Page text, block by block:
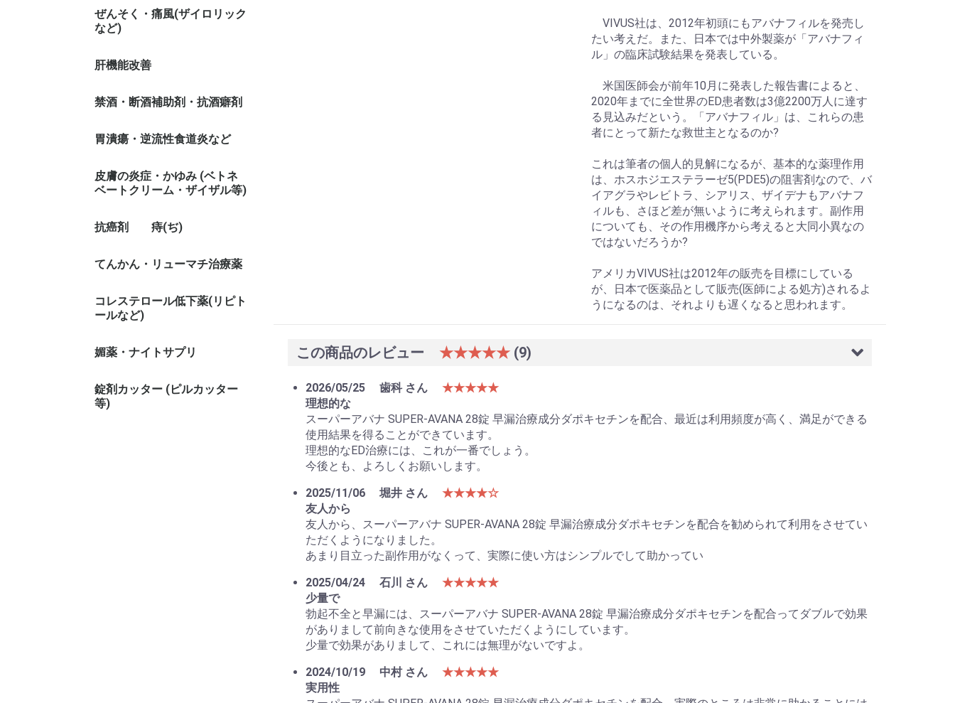
ぜんそく・痛風(ザイロリック
など)
肝機能改善
禁酒・断酒補助剤・抗酒癖剤
胃潰瘍・逆流性食道炎など
皮膚の炎症・かゆみ (ベトネ
ベートクリーム・ザイザル等)
抗癌剤 痔(ぢ)
てんかん・リューマチ治療薬
コレステロール低下薬(リピト
ールなど)
媚薬・ナイトサプリ
錠剤カッター (ピルカッター
等)
VIVUS社は、2012年初頭にもアバナフィルを発売し
たい考えだ。また、日本では中外製薬が「アバナフィ
ル」の臨床試験結果を発表している。
米国医師会が前年10月に発表した報告書によると、
2020年までに全世界のED患者数は3億2200万人に達す
る見込みだという。「アバナフィル」は、これらの患
者にとって新たな救世主となるのか?
これは筆者の個人的見解になるが、基本的な薬理作用
は、ホスホジエステラーゼ5(PDE5)の阻害剤なので、バ
イアグラやレビトラ、シアリス、ザイデナもアバナフ
ィルも、さほど差が無いように考えられます。副作用
についても、その作用機序から考えると大同小異なの
ではないだろうか?
アメリカVIVUS社は2012年の販売を目標にしている
が、日本で医薬品として販売(医師による処方)されるよ
うになるのは、それよりも遅くなると思われます。
この商品のレビュー ★★★★★ (9)
2026/05/25 歯科 さん
★★★★★
理想的な
スーパーアバナ SUPER-AVANA 28錠 早漏治療成分ダポキセチンを配合、最近は利用頻度が高く、満足ができる
使用結果を得ることができています。
理想的なED治療には、これが一番でしょう。
今後とも、よろしくお願いします。
2025/11/06
堀井 さん
★★★★☆
友人から
友人から、スーパーアバナ SUPER-AVANA 28錠 早漏治療成分ダポキセチンを配合を勧められて利用をさせてい
ただくようになりました。
あまり目立った副作用がなくって、実際に使い方はシンプルでして助かってい
2025/04/24
石川 さん
★★★★★
少量で
勃起不全と早漏には、スーパーアバナ SUPER-AVANA 28錠 早漏治療成分ダポキセチンを配合ってダブルで効果
がありまして前向きな使用をさせていただくようにしています。
少量で効果がありまして、これには無理がないですよ。
2024/10/19
中村 さん
★★★★★
実用性